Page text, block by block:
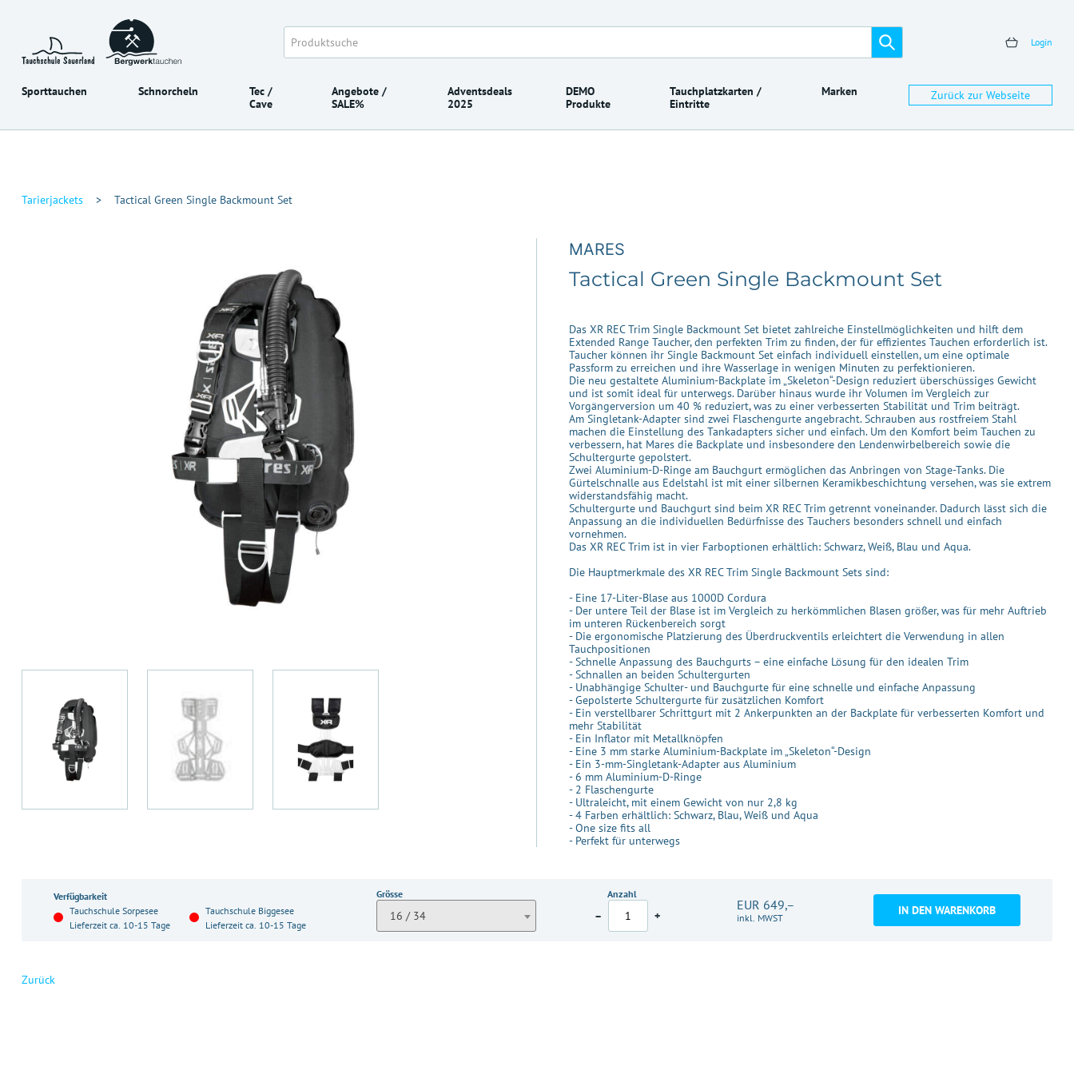
Login
Sporttauchen Schnorcheln
Tec /
Cave
Angebote /
SALE%
Adventsdeals
2025
DEMO
Produkte
Tauchplatzkarten /
Eintritte
Marken Zurück zur Webseite
Tarierjackets > Tactical Green Single Backmount Set
MARES
Tactical Green Single Backmount Set
Das XR REC Trim Single Backmount Set bietet zahlreiche Einstellmöglichkeiten und hilft dem
Extended Range Taucher, den perfekten Trim zu finden, der für effizientes Tauchen erforderlich ist.
Taucher können ihr Single Backmount Set einfach individuell einstellen, um eine optimale
Passform zu erreichen und ihre Wasserlage in wenigen Minuten zu perfektionieren.
Die neu gestaltete Aluminium-Backplate im „Skeleton“-Design reduziert überschüssiges Gewicht
und ist somit ideal für unterwegs. Darüber hinaus wurde ihr Volumen im Vergleich zur
Vorgängerversion um 40 % reduziert, was zu einer verbesserten Stabilität und Trim beiträgt.
Am Singletank-Adapter sind zwei Flaschengurte angebracht. Schrauben aus rostfreiem Stahl
machen die Einstellung des Tankadapters sicher und einfach. Um den Komfort beim Tauchen zu
verbessern, hat Mares die Backplate und insbesondere den Lendenwirbelbereich sowie die
Schultergurte gepolstert.
Zwei Aluminium-D-Ringe am Bauchgurt ermöglichen das Anbringen von Stage-Tanks. Die
Gürtelschnalle aus Edelstahl ist mit einer silbernen Keramikbeschichtung versehen, was sie extrem
widerstandsfähig macht.
Schultergurte und Bauchgurt sind beim XR REC Trim getrennt voneinander. Dadurch lässt sich die
Anpassung an die individuellen Bedürfnisse des Tauchers besonders schnell und einfach
vornehmen.
Das XR REC Trim ist in vier Farboptionen erhältlich: Schwarz, Weiß, Blau und Aqua.
Die Hauptmerkmale des XR REC Trim Single Backmount Sets sind:
- Eine 17-Liter-Blase aus 1000D Cordura
- Der untere Teil der Blase ist im Vergleich zu herkömmlichen Blasen größer, was für mehr Auftrieb
im unteren Rückenbereich sorgt
- Die ergonomische Platzierung des Überdruckventils erleichtert die Verwendung in allen
Tauchpositionen
- Schnelle Anpassung des Bauchgurts – eine einfache Lösung für den idealen Trim
- Schnallen an beiden Schultergurten
- Unabhängige Schulter- und Bauchgurte für eine schnelle und einfache Anpassung
- Gepolsterte Schultergurte für zusätzlichen Komfort
- Ein verstellbarer Schrittgurt mit 2 Ankerpunkten an der Backplate für verbesserten Komfort und
mehr Stabilität
- Ein Inflator mit Metallknöpfen
- Eine 3 mm starke Aluminium-Backplate im „Skeleton“-Design
- Ein 3-mm-Singletank-Adapter aus Aluminium
- 6 mm Aluminium-D-Ringe
- 2 Flaschengurte
- Ultraleicht, mit einem Gewicht von nur 2,8 kg
- 4 Farben erhältlich: Schwarz, Blau, Weiß und Aqua
- One size fits all
- Perfekt für unterwegs
Verfügbarkeit
Tauchschule Sorpesee
Lieferzeit ca. 10-15 Tage
Tauchschule Biggesee
Lieferzeit ca. 10-15 Tage
Grösse
16 / 34
Anzahl
– +
EUR 649,–
inkl. MWST IN DEN WARENKORB
Zurück